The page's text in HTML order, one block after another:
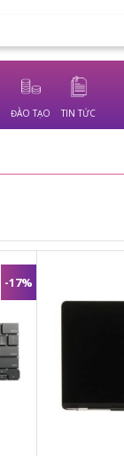
ĐÀO TẠO TIN TỨC
-17%